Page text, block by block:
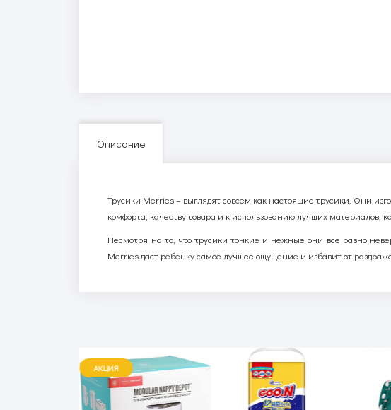
Описание
Трусики Merries – выглядят совсем как настоящие трусики. Они
комфорта, качеству товара и к использованию лучших материалов,
Несмотря на то, что трусики тонкие и нежные они все равно
Merries даст ребенку самое лучшее ощущение и избавит от
АКЦИЯ